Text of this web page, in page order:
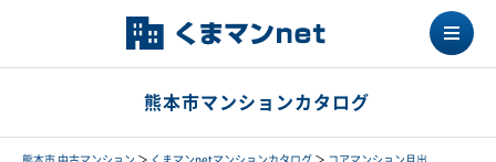
熊本市マンションカタログ
熊本市 中古マンション ＞ くまマンnetマンションカタログ ＞ コアマンション月出